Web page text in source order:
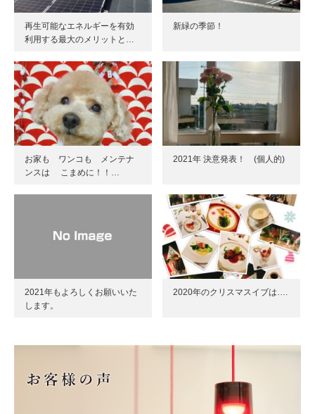
再生可能なエネルギーを有効
利用する最大のメリットと…
新緑の季節！
お家も ワンコも メンテナ
ンスは こまめに！！…
2021年 決意発表！ (個人的)
2021年もよろしくお願いいた
します。
2020年のクリスマスイブは….